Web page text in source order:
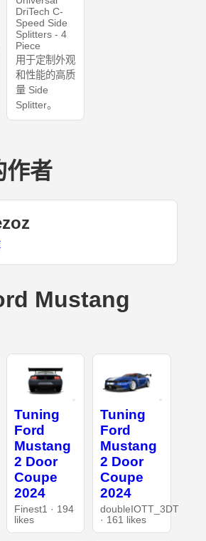
DriTech C-
Speed Side
Splitters - 4
Piece
用于定制外观
和性能的高质
量 Side
Splitter。
作者
Mustang
Tuning
Ford
Mustang
2 Door
Coupe
2024
Finest1 · 194
likes
Tuning
Ford
Mustang
2 Door
Coupe
2024
doubleIOTT_3DT
· 161 likes